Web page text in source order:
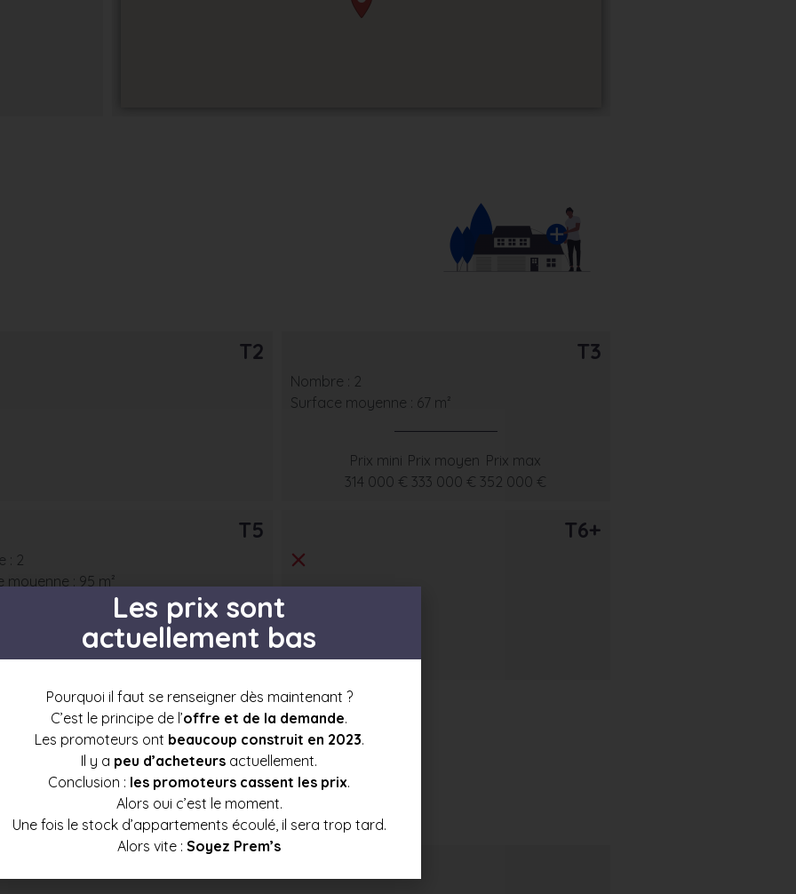
T2 T3
Nombre : 2
Surface moyenne : 67 m²
Prix mini
314 000 €
Prix moyen
333 000 €
Prix max
352 000 €
T5
: 2
moyenne : 95 m²
392 500 €
Prix moyen
416 500 €
Prix max
440 000 €
T6+
par étage
Les prix sont
actuellement bas
Pourquoi il faut se renseigner dès maintenant ?
C’est le principe de l’offre et de la demande.
Les promoteurs ont beaucoup construit en 2023.
Il y a peu d’acheteurs actuellement.
Conclusion : les promoteurs cassent les prix.
Alors oui c’est le moment.
Une fois le stock d’appartements écoulé, il sera trop tard.
Alors vite : Soyez Prem’s